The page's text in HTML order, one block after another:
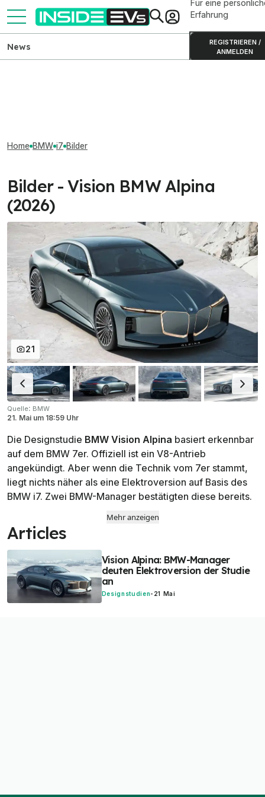
Für eine
Erfahrung
REGISTRIEREN /
ANMELDEN
News
Home BMW i7 Bilder
Bilder - Vision BMW Alpina
(2026)
21
Quelle: BMW
21. Mai um 18:59 Uhr
Die Designstudie BMW Vision Alpina basiert erkennbar
auf dem BMW 7er. Offiziell ist ein V8-Antrieb
angekündigt. Aber wenn die Technik vom 7er stammt,
liegt nichts näher als eine Elektroversion auf Basis des
BMW i7. Zwei BMW-Manager bestätigten diese bereits.
Mehr anzeigen
Articles
Vision Alpina: BMW-Manager
deuten Elektroversion der Studie
an
Designstudien- 21 Mai